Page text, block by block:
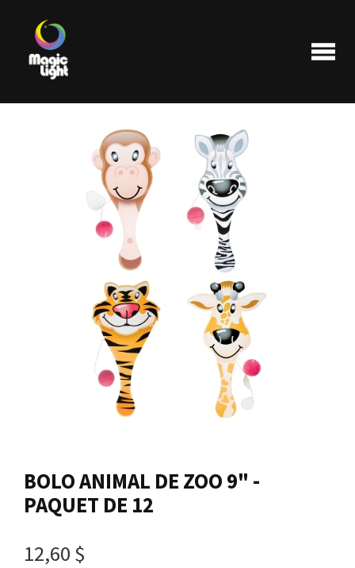
Produits
Les plus populaires
Liquidations
Nous joindre
Panier
BOLO ANIMAL DE ZOO 9" -
PAQUET DE 12
12,60 $